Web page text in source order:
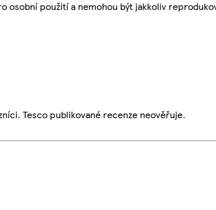
osobní použití a nemohou být jakkoliv
Tesco publikované recenze neověřuje.